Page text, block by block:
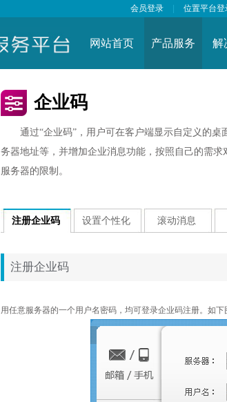
会员登录 位置平台登
网站首页 产品服务 解
企业码
通过“企业码”，用户可在客户端显示自定义的桌
务器地址等，并增加企业消息功能，按照自己的需
服务器的限制。
注册企业码 设置个性化 滚动消息
注册企业码
用任意服务器的一个用户名密码，均可登录企业码注册。如下